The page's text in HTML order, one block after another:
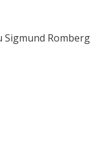
Romberg